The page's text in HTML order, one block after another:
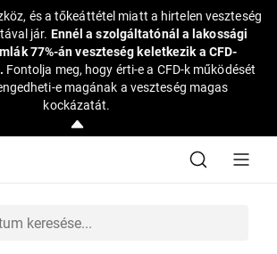
és a tőkeáttétel miatt a hirtelen veszteség
jár. Ennél a szolgáltatónál a lakossági
77%-án veszteség keletkezik a CFD-
Fontolja meg, hogy érti-e a CFD-k működését
e magának a veszteség magas
kockázatát.